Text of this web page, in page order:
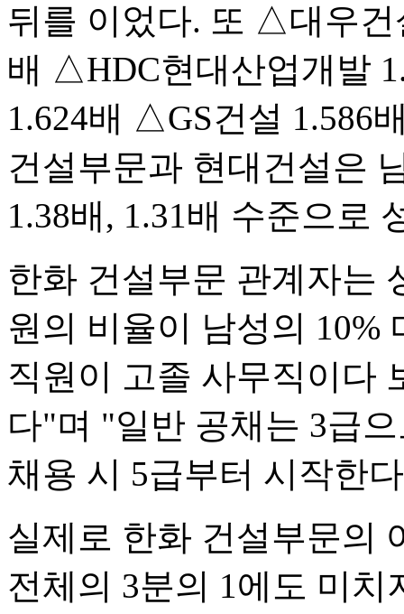
뒤를 이었다. 또 △대우
배 △HDC현대산업개발
1.624배 △GS건설 1.586
건설부문과 현대건설은
1.38배, 1.31배 수준으로
한화 건설부문 관계자는
원의 비율이 남성의 10%
직원이 고졸 사무직이다
다"며 "일반 공채는 3급
채용 시 5급부터 시작한
실제로 한화 건설부문의
전체의 3분의 1에도 미